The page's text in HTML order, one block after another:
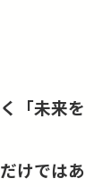
「未来を
けではあ